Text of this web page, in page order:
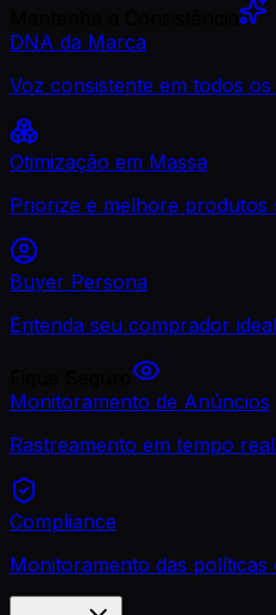
DNA da Marca
Voz consistente em todos
Otimização em Massa
Priorize e melhore produtos
Buyer Persona
Entenda seu comprador ideal
Monitoramento de Anúncios
Rastreamento em tempo
Compliance
Monitoramento das políticas